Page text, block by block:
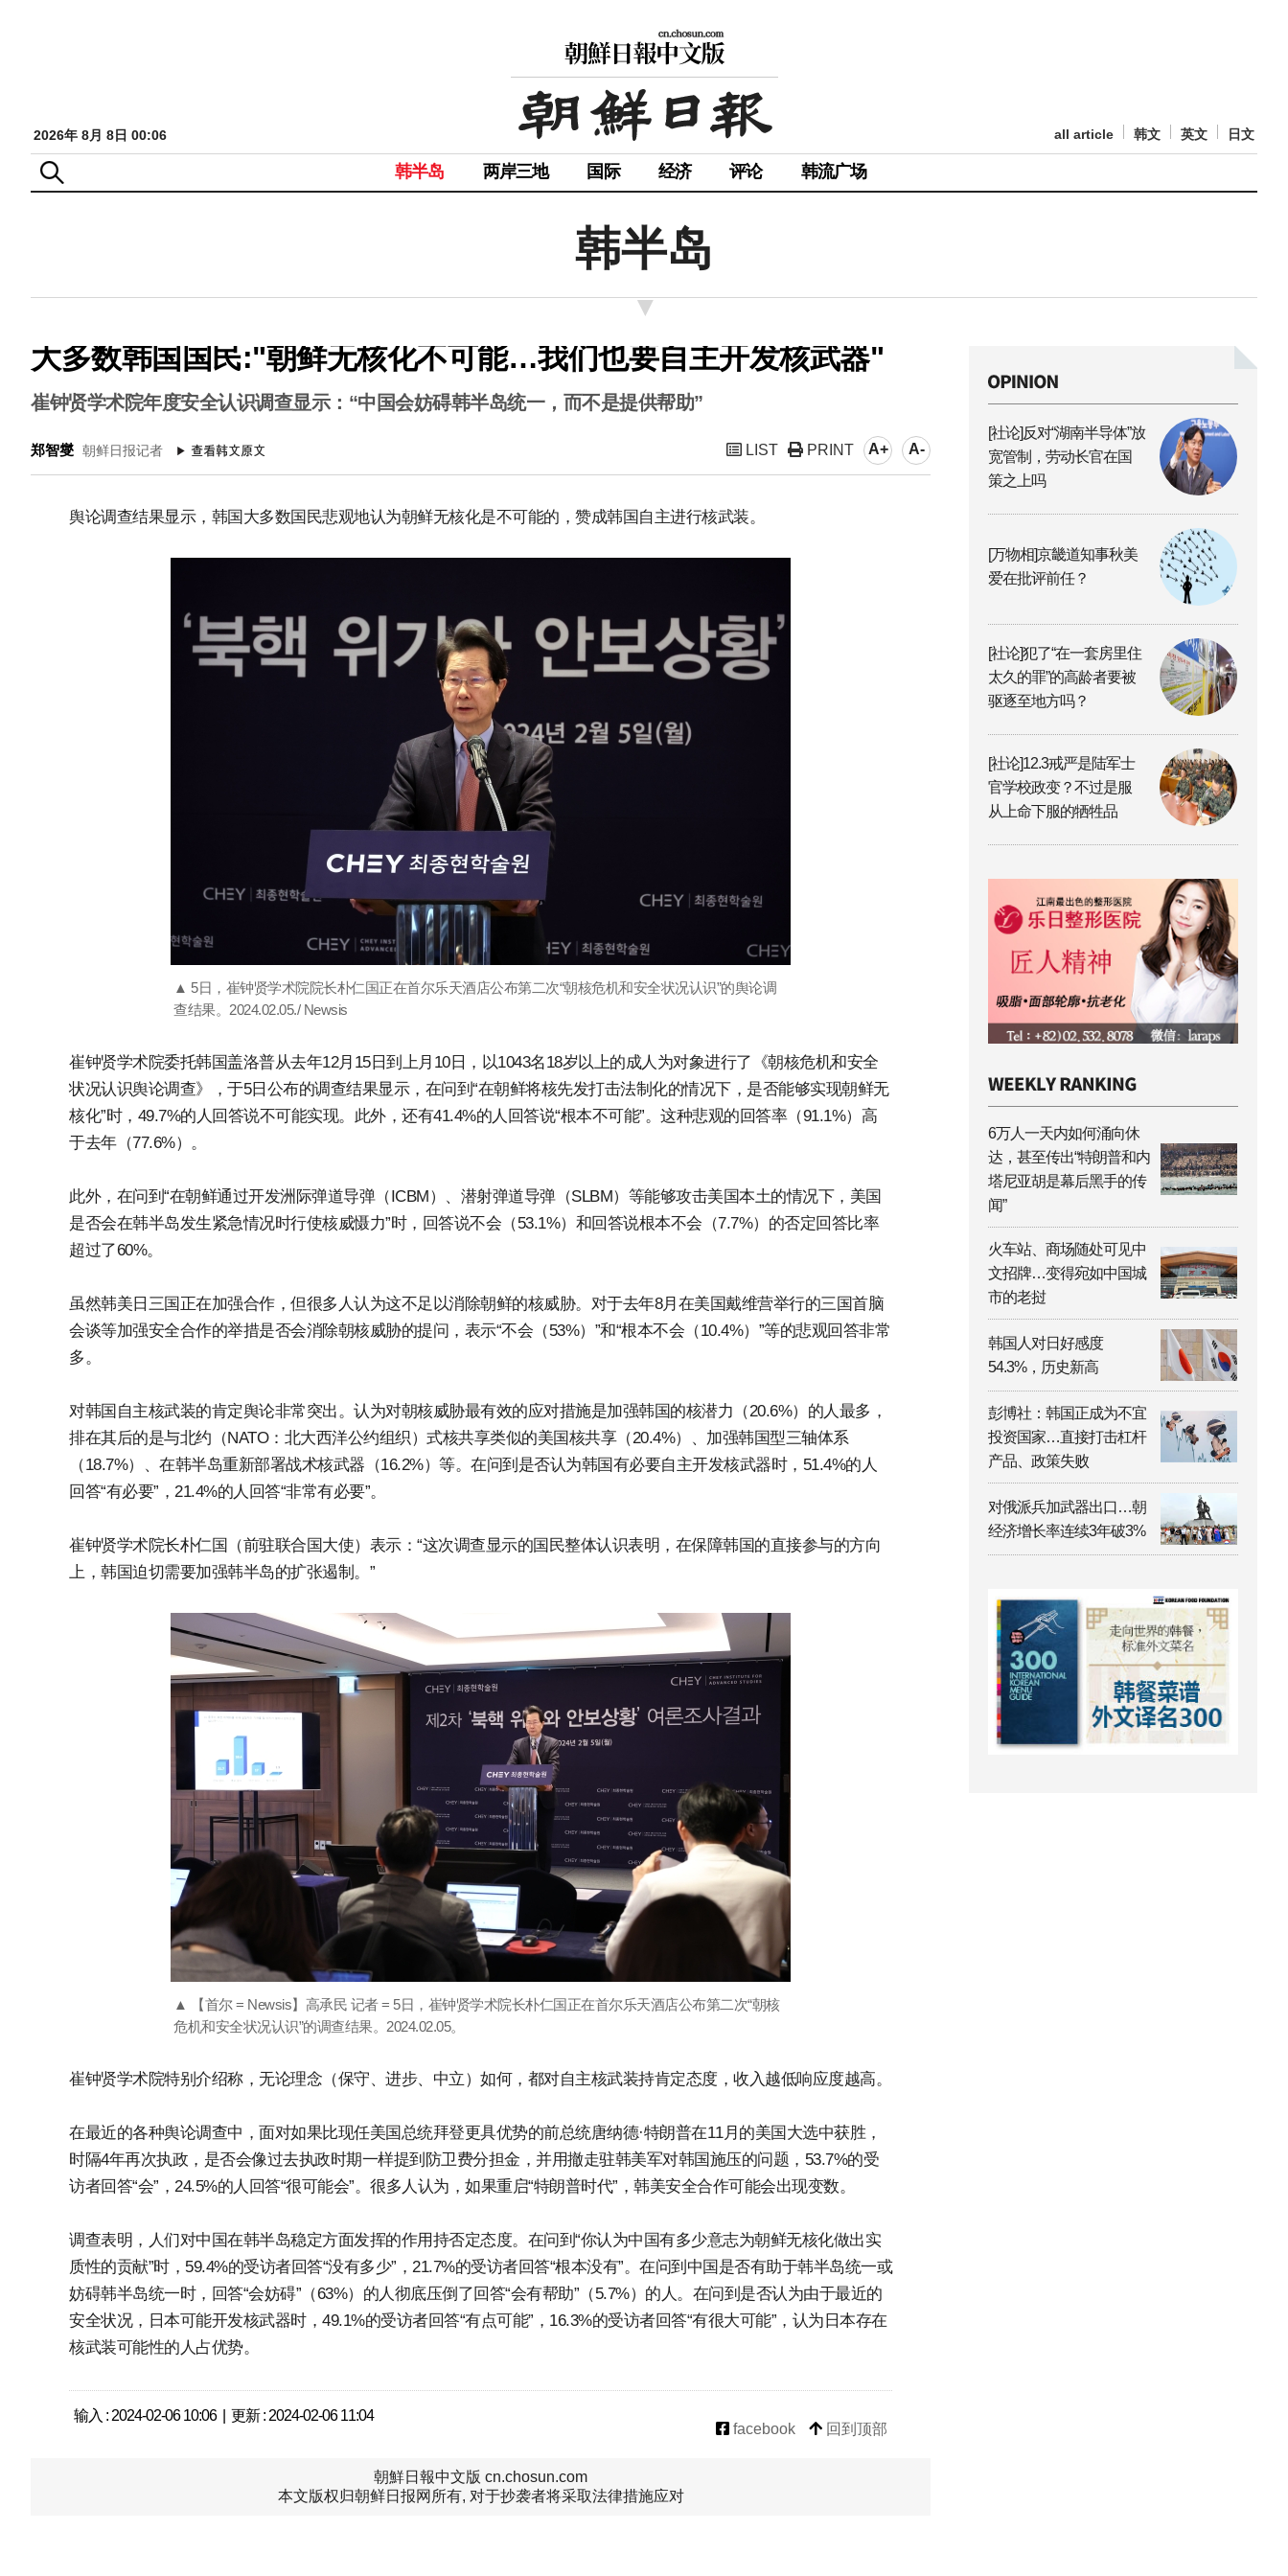
2026年 8月 8日 00:06 all article 韩文 英文 日文
韩半岛 两岸三地 国际 经济 评论 韩流广场
韩半岛
大多数韩国国民:"朝鲜无核化不可能…我们也要自主开发核武器"
崔钟贤学术院年度安全认识调查显示：“中国会妨碍韩半岛统一，而不是提供帮助”
郑智燮 朝鲜日报记者 LIST PRINT A+ A-
舆论调查结果显示，韩国大多数国民悲观地认为朝鲜无核化是不可能的，赞成韩国自主进行核武装。
▲ 5日，崔钟贤学术院院长朴仁国正在首尔乐天酒店公布第二次“朝核危机和安全状况认识”的舆论调
查结果。2024.02.05./ Newsis
崔钟贤学术院委托韩国盖洛普从去年12月15日到上月10日，以1043名18岁以上的成人为对象进行了《朝核危机和安全
状况认识舆论调查》，于5日公布的调查结果显示，在问到“在朝鲜将核先发打击法制化的情况下，是否能够实现朝鲜无
核化”时，49.7%的人回答说不可能实现。此外，还有41.4%的人回答说“根本不可能”。这种悲观的回答率（91.1%）高
于去年（77.6%）。
此外，在问到“在朝鲜通过开发洲际弹道导弹（ICBM）、潜射弹道导弹（SLBM）等能够攻击美国本土的情况下，美国
是否会在韩半岛发生紧急情况时行使核威慑力”时，回答说不会（53.1%）和回答说根本不会（7.7%）的否定回答比率
超过了60%。
虽然韩美日三国正在加强合作，但很多人认为这不足以消除朝鲜的核威胁。对于去年8月在美国戴维营举行的三国首脑
会谈等加强安全合作的举措是否会消除朝核威胁的提问，表示“不会（53%）”和“根本不会（10.4%）”等的悲观回答非常
多。
对韩国自主核武装的肯定舆论非常突出。认为对朝核威胁最有效的应对措施是加强韩国的核潜力（20.6%）的人最多，
排在其后的是与北约（NATO：北大西洋公约组织）式核共享类似的美国核共享（20.4%）、加强韩国型三轴体系
（18.7%）、在韩半岛重新部署战术核武器（16.2%）等。在问到是否认为韩国有必要自主开发核武器时，51.4%的人
回答“有必要”，21.4%的人回答“非常有必要”。
崔钟贤学术院长朴仁国（前驻联合国大使）表示：“这次调查显示的国民整体认识表明，在保障韩国的直接参与的方向
上，韩国迫切需要加强韩半岛的扩张遏制。”
▲ 【首尔 = Newsis】高承民 记者 = 5日，崔钟贤学术院长朴仁国正在首尔乐天酒店公布第二次“朝核
危机和安全状况认识”的调查结果。2024.02.05。
崔钟贤学术院特别介绍称，无论理念（保守、进步、中立）如何，都对自主核武装持肯定态度，收入越低响应度越高。
在最近的各种舆论调查中，面对如果比现任美国总统拜登更具优势的前总统唐纳德·特朗普在11月的美国大选中获胜，
时隔4年再次执政，是否会像过去执政时期一样提到防卫费分担金，并用撤走驻韩美军对韩国施压的问题，53.7%的受
访者回答“会”，24.5%的人回答“很可能会”。很多人认为，如果重启“特朗普时代”，韩美安全合作可能会出现变数。
调查表明，人们对中国在韩半岛稳定方面发挥的作用持否定态度。在问到“你认为中国有多少意志为朝鲜无核化做出实
质性的贡献”时，59.4%的受访者回答“没有多少”，21.7%的受访者回答“根本没有”。在问到中国是否有助于韩半岛统一或
妨碍韩半岛统一时，回答“会妨碍”（63%）的人彻底压倒了回答“会有帮助”（5.7%）的人。在问到是否认为由于最近的
安全状况，日本可能开发核武器时，49.1%的受访者回答“有点可能”，16.3%的受访者回答“有很大可能”，认为日本存在
核武装可能性的人占优势。
输入 : 2024-02-06 10:06 | 更新 : 2024-02-06 11:04
facebook
回到顶部
朝鮮日報中文版 cn.chosun.com
本文版权归朝鲜日报网所有, 对于抄袭者将采取法律措施应对
[社论]反对“湖南半导体”放
宽管制，劳动长官在国
策之上吗
[万物相]京畿道知事秋美
爱在批评前任？
[社论]犯了“在一套房里住
太久的罪”的高龄者要被
驱逐至地方吗？
[社论]12.3戒严是陆军士
官学校政变？不过是服
从上命下服的牺牲品
6万人一天内如何涌向休
达，甚至传出“特朗普和内
塔尼亚胡是幕后黑手的传
闻”
火车站、商场随处可见中
文招牌…变得宛如中国城
市的老挝
韩国人对日好感度
54.3%，历史新高
彭博社：韩国正成为不宜
投资国家…直接打击杠杆
产品、政策失败
对俄派兵加武器出口…朝
经济增长率连续3年破3%